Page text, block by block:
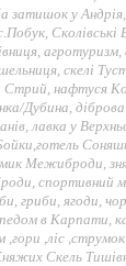
затишок у Андрія,
Сколівські
агротуризм,
скелі
Стрий, нафтуся
Дубина, діброва
лавка у
Межиброди,
спортивний
гриби, ягоди,
в Карпати,
,гори ,ліс
Скель